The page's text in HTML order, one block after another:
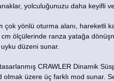
yolculuğunuzu daha keyifli
yönlü oturma alanı, hareketli
ölçülerinde ranza yatağa
düzeni sunar.
CRAWLER Dinamik
üzere üç farklı mod sunar.